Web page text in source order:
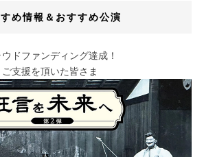
め情報＆おすすめ公演
ドファンディング達成！
ご支援を頂いた皆さま